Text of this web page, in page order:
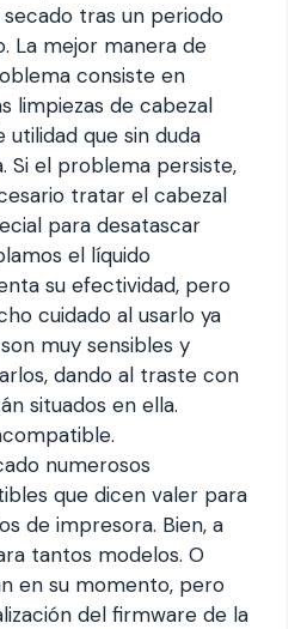
secado tras un periodo
La mejor manera de
consiste en
limpiezas de cabezal
que sin duda
Si el problema persiste,
tratar el cabezal
para desatascar
el líquido
su efectividad, pero
cuidado al usarlo ya
muy sensibles y
dando al traste con
situados en ella.
numerosos
que dicen valer para
de impresora. Bien, a
tantos modelos. O
en su momento, pero
del firmware de la